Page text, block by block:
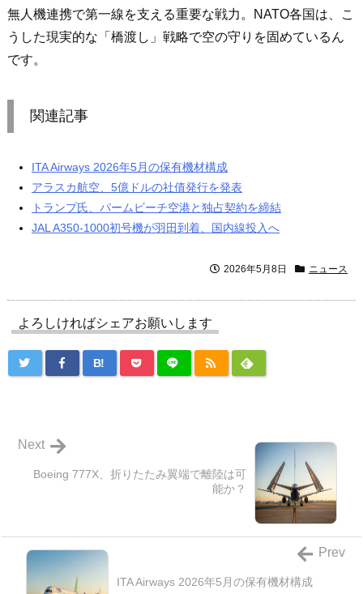
無人機連携で第一線を支える重要な戦力。NATO各国は、こ
うした現実的な「橋渡し」戦略で空の守りを固めているん
です。
関連記事
ITA Airways 2026年5月の保有機材構成
アラスカ航空、5億ドルの社債発行を発表
トランプ氏、パームビーチ空港と独占契約を締結
JAL A350-1000初号機が羽田到着、国内線投入へ
2026年5月8日 ニュース
よろしければシェアお願いします
B!
Boeing 777X、折りたたみ翼端で離陸は可
能か？
Next
ITA Airways 2026年5月の保有機材構成
Prev